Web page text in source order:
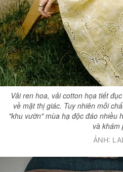
Vải ren hoa, vải cotton họa tiết
về mặt thị giác. Tuy nhiên mỗi
"khu vườn" mùa hạ độc đáo nhiều
và khám
ẢNH: